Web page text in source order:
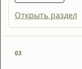
Открыть раздел
03